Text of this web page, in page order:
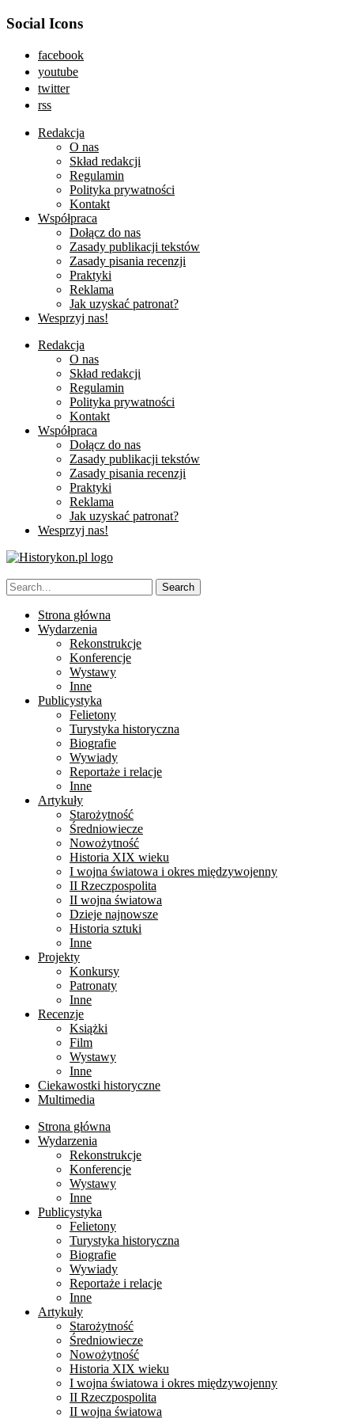
Social Icons
facebook
youtube
twitter
rss
Redakcja
O nas
Skład redakcji
Regulamin
Polityka prywatności
Kontakt
Współpraca
Dołącz do nas
Zasady publikacji tekstów
Zasady pisania recenzji
Praktyki
Reklama
Jak uzyskać patronat?
Wesprzyj nas!
Redakcja
O nas
Skład redakcji
Regulamin
Polityka prywatności
Kontakt
Współpraca
Dołącz do nas
Zasady publikacji tekstów
Zasady pisania recenzji
Praktyki
Reklama
Jak uzyskać patronat?
Wesprzyj nas!
Strona główna
Wydarzenia
Rekonstrukcje
Konferencje
Wystawy
Inne
Publicystyka
Felietony
Turystyka historyczna
Biografie
Wywiady
Reportaże i relacje
Inne
Artykuły
Starożytność
Średniowiecze
Nowożytność
Historia XIX wieku
I wojna światowa i okres międzywojenny
II Rzeczpospolita
II wojna światowa
Dzieje najnowsze
Historia sztuki
Inne
Projekty
Konkursy
Patronaty
Inne
Recenzje
Książki
Film
Wystawy
Inne
Ciekawostki historyczne
Multimedia
Strona główna
Wydarzenia
Rekonstrukcje
Konferencje
Wystawy
Inne
Publicystyka
Felietony
Turystyka historyczna
Biografie
Wywiady
Reportaże i relacje
Inne
Artykuły
Starożytność
Średniowiecze
Nowożytność
Historia XIX wieku
I wojna światowa i okres międzywojenny
II Rzeczpospolita
II wojna światowa